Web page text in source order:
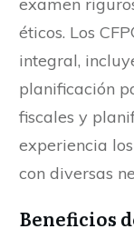
éticos. Los
integral,
planificación
fiscales y
experiencia
con diversas
Beneficios